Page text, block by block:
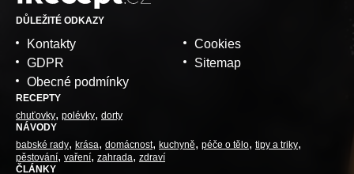
DŮLEŽITÉ ODKAZY
Kontakty
GDPR
Obecné podmínky
Cookies
Sitemap
RECEPTY
chuťovky polévky dorty
NÁVODY
babské rady
krása domácnost kuchyně péče o tělo tipy a triky
pěstování vaření zahrada zdraví
ČLÁNKY